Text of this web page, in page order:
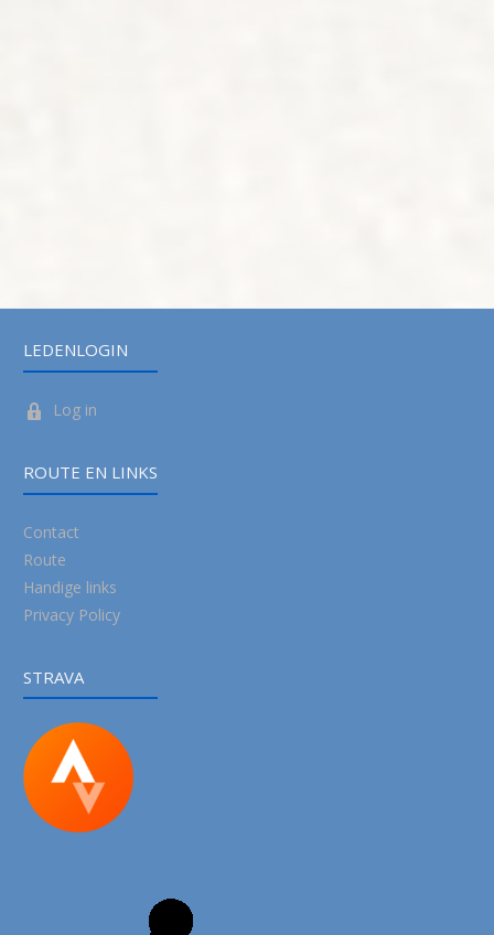
LEDENLOGIN
Log in
ROUTE EN LINKS
Contact
Route
Handige links
Privacy Policy
STRAVA